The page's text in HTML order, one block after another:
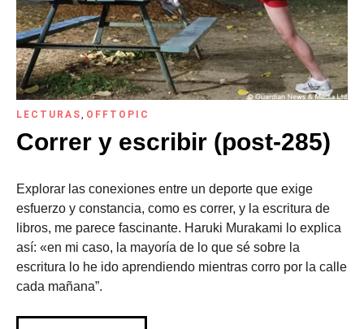
LECTURAS OFFTOPIC
Correr y escribir (post-285)
Explorar las conexiones entre un deporte que exige
esfuerzo y constancia, como es correr, y la escritura de
libros, me parece fascinante. Haruki Murakami lo explica
así: «en mi caso, la mayoría de lo que sé sobre la
escritura lo he ido aprendiendo mientras corro por la calle
cada mañana”.